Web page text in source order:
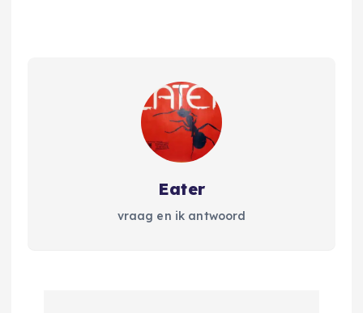
Eater
vraag en ik antwoord